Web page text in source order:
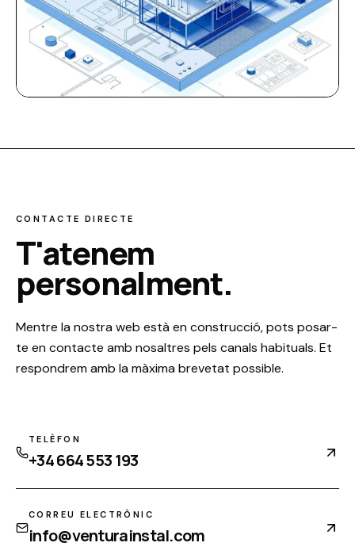
CONTACTE DIRECTE
T'atenem
personalment.
Mentre la nostra web està en construcció, pots posar-
te en contacte amb nosaltres pels canals habituals. Et
respondrem amb la màxima brevetat possible.
TELÈFON
+34 664 553 193
CORREU ELECTRÒNIC
info@venturainstal.com